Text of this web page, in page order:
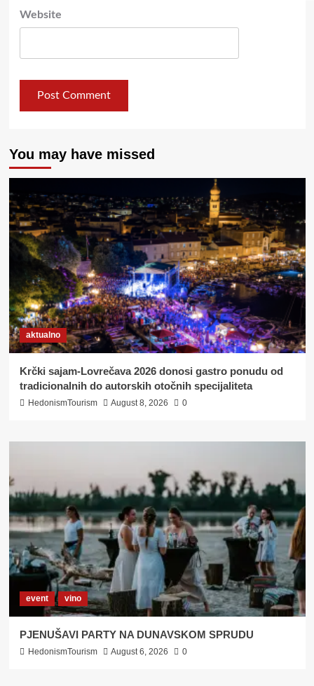
Website
You may have missed
aktualno
Krčki sajam-Lovrečava 2026 donosi gastro ponudu od
tradicionalnih do autorskih otočnih specijaliteta
HedonismTourism August 8, 2026 0
event vino
PJENUŠAVI PARTY NA DUNAVSKOM SPRUDU
HedonismTourism August 6, 2026 0